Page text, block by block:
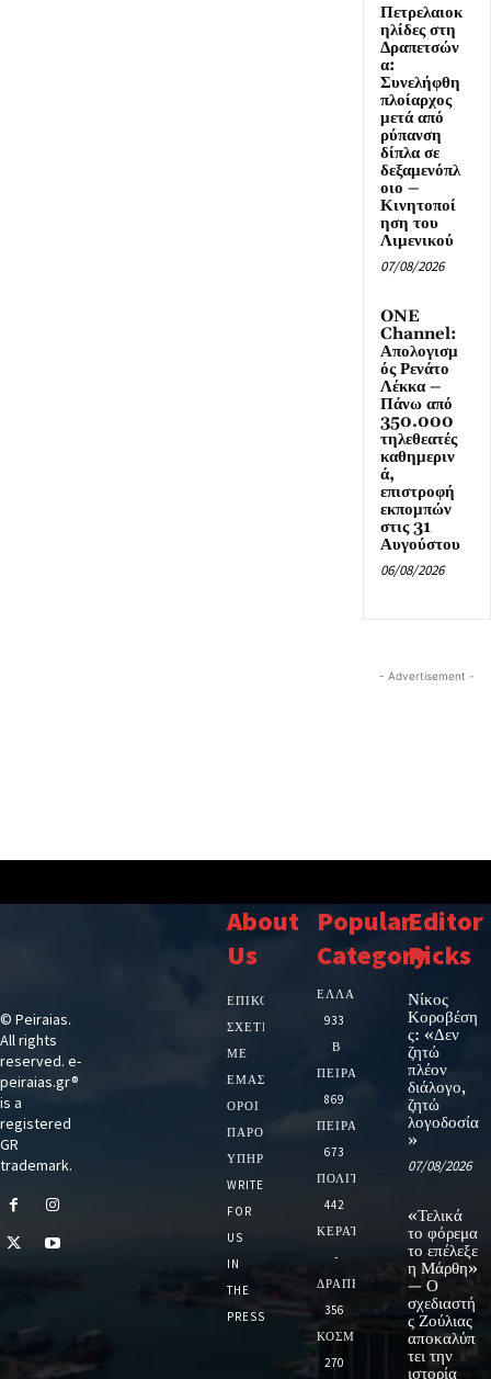
Πετρελαιοκ
ηλίδες στη
Δραπετσών
α:
Συνελήφθη
πλοίαρχος
μετά από
ρύπανση
δίπλα σε
δεξαμενόπλ
οιο –
Κινητοποί
ηση του
Λιμενικού
07/08/2026
ONE
Channel:
Απολογισμ
ός Ρενάτο
Λέκκα –
Πάνω από
350.000
τηλεθεατές
καθημεριν
ά,
επιστροφή
εκπομπών
στις 31
Αυγούστου
06/08/2026
- Advertisement -
© Peiraias.
All rights
reserved. e-
peiraias.gr®
is a
registered
GR
trademark.
About
Us
ΕΠΙΚΟΙΝΩΝΙΑ
ΣΧΕΤΙΚΆ
ΜΕ
ΕΜΆΣ
ΌΡΟΙ
ΠΑΡΟΧΉΣ
ΥΠΗΡΕΣΙΏΝ
WRITE
FOR
US
IN
THE
PRESS
Popular
Category
ΕΛΛΑΔΑ
933
Β
ΠΕΙΡΑΙΑ
869
ΠΕΙΡΑΙΑΣ
673
ΠΟΛΙΤΙΚΗ
442
ΚΕΡΑΤΣΙΝΙ
-
ΔΡΑΠΕΤΣΩΝΑ
356
ΚΟΣΜΟΣ
270
Editor
Picks
Νίκος
Κοροβέση
ς: «Δεν
ζητώ
πλέον
διάλογο,
ζητώ
λογοδοσία
»
07/08/2026
«Τελικά
το φόρεμα
το επέλεξε
η Μάρθη»
— Ο
σχεδιαστή
ς Ζούλιας
αποκαλύπ
τει την
ιστορία